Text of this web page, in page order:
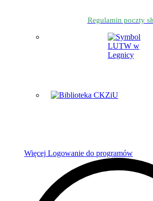
Regulamin poczty
Więcej Logowanie do programów